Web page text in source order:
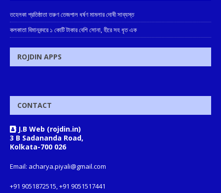
তহেলকা প্রতিষ্ঠাতা তরুণ তেজপাল ধর্ষণ মামলার দোষী সাব্যস্ত
কলকাতা বিমানবন্দরে ১ কোটি টাকার বেশি সোনা, হীরে সহ ধৃত এক
ROJDIN APPS
CONTACT
J.B Web (rojdin.in)
3 B Sadananda Road,
Kolkata-700 026
Email: acharya.piyali@gmail.com
+91 9051872515, +91 9051517441